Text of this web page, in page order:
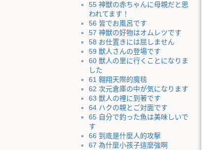
55 神獣の赤ちゃんに母親だと思
われてます！
56 皆でお風呂です
57 神獣の好物はオムレツです
58 お仕置きには屈しません
59 獣人さんの登場です
60 獣人の里に行くことになりま
した
61 翱翔天際的魔毯
62 次元倉庫の中が気になります
63 獣人の裡に到著です
64 ハクの親とご対面です
65 自分で釣った魚は美味しいで
す
66 到底是什麼人的攻擊
67 為什麼小孩子這麼強啊